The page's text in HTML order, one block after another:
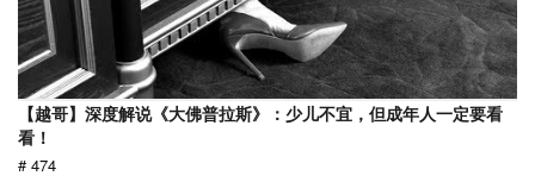
【越哥】深度解说《大佛普拉斯》：少儿不宜，但成年人一定要看
看！
# 474